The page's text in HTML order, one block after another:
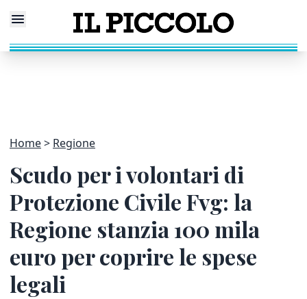
Home Regione
Scudo per i volontari di
Protezione Civile Fvg: la
Regione stanzia 100 mila
euro per coprire le spese
legali